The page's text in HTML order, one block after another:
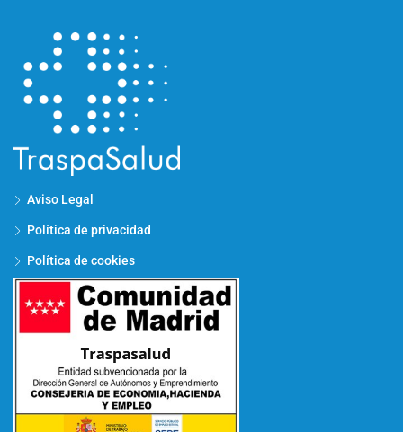
Aviso Legal
Política de privacidad
Política de cookies